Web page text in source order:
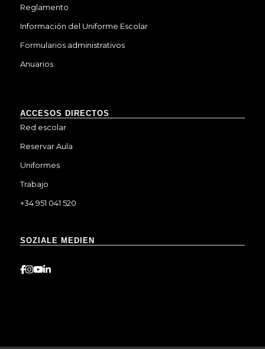
Reglamento
Información del Uniforme Escolar
Formularios administrativos
Anuarios
ACCESOS DIRECTOS
Red escolar
Reservar Aula
Uniformes
Trabajo
+34 951 041 520
SOZIALE MEDIEN